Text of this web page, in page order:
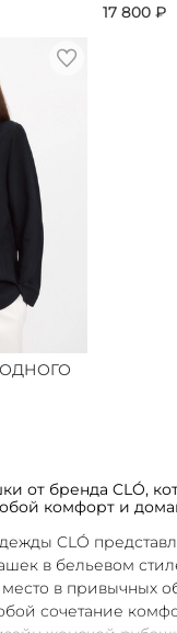
17 800 ₽
от бренда CLÓ,
комфорт и
CLÓ
в бельевом
место в привычных
сочетание